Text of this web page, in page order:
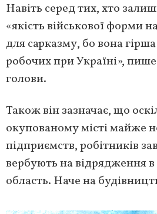
Навіть серед тих, хто
«якість військової форми
для сарказму, бо вона
робочих при Україні»,
голови.
Також він зазначає, що
окупованому місті майже
підприємств, робітників
вербують на відрядження
область. Наче на